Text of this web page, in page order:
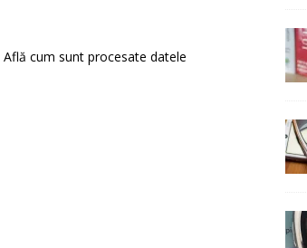
Află cum sunt procesate datele